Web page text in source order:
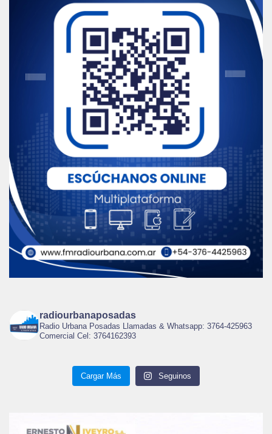
radiourbanaposadas
Radio Urbana Posadas Llamadas & Whatsapp: 3764-425963
Comercial Cel: 3764162393
Cargar Más Seguinos